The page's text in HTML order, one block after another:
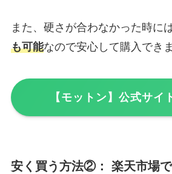
また、硬さが合わなかった時には
も可能なので安心して購入でき
【モットン】公式サイ
安く買う方法②： 楽天市場